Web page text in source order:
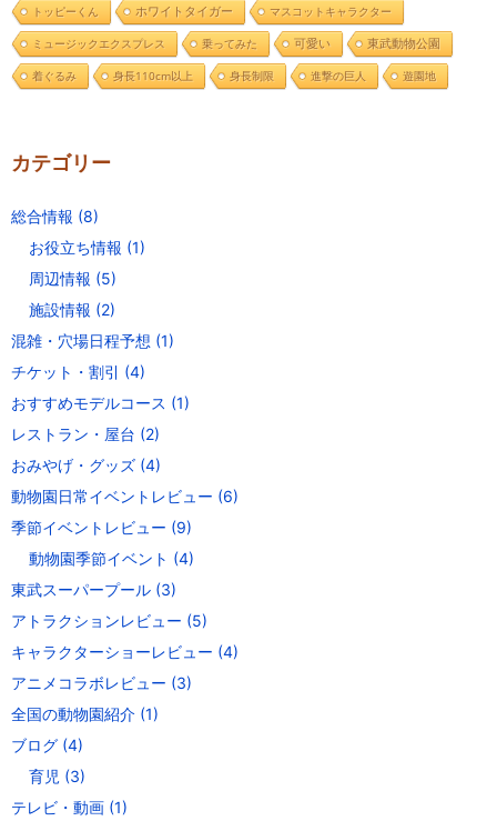
トッピーくん ホワイトタイガー マスコットキャラクター
ミュージックエクスプレス 乗ってみた 可愛い 東武動物公園
着ぐるみ 身長110cm以上 身長制限 進撃の巨人 遊園地
カテゴリー
総合情報 (8)
お役立ち情報 (1)
周辺情報 (5)
施設情報 (2)
混雑・穴場日程予想 (1)
チケット・割引 (4)
おすすめモデルコース (1)
レストラン・屋台 (2)
おみやげ・グッズ (4)
動物園日常イベントレビュー (6)
季節イベントレビュー (9)
動物園季節イベント (4)
東武スーパープール (3)
アトラクションレビュー (5)
キャラクターショーレビュー (4)
アニメコラボレビュー (3)
全国の動物園紹介 (1)
ブログ (4)
育児 (3)
テレビ・動画 (1)